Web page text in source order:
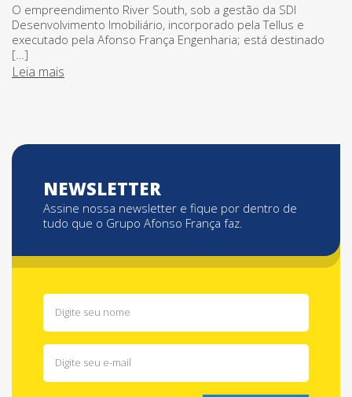
O empreendimento River South, sob a gestão da SDI
Desenvolvimento Imobiliário, incorporado pela Tellus e
executado pela Afonso França Engenharia; está destinado
[…]
Leia mais
NEWSLETTER
Assine nossa newsletter e fique por dentro de
tudo que o Grupo Afonso França faz.